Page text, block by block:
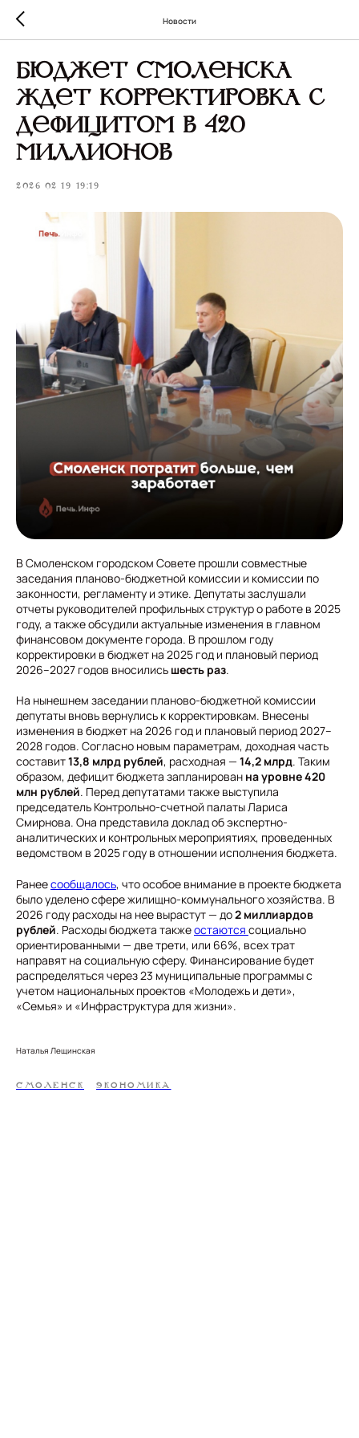
Новости
Бюджет Смоленска
ждет корректировка с
дефицитом в 420
миллионов
2026-02-19 19:19
В Смоленском городском Совете прошли совместные
заседания планово-бюджетной комиссии и комиссии по
законности, регламенту и этике. Депутаты заслушали
отчеты руководителей профильных структур о работе в 2025
году, а также обсудили актуальные изменения в главном
финансовом документе города. В прошлом году
корректировки в бюджет на 2025 год и плановый период
2026–2027 годов вносились шесть раз.
На нынешнем заседании планово-бюджетной комиссии
депутаты вновь вернулись к корректировкам. Внесены
изменения в бюджет на 2026 год и плановый период 2027–
2028 годов. Согласно новым параметрам, доходная часть
составит13,8 млрд рублей, расходная — 14,2 млрд. Таким
образом, дефицит бюджета запланирован на уровне 420
млн рублей. Перед депутатами также выступила
председатель Контрольно-счетной палаты Лариса
Смирнова. Она представила доклад об экспертно-
аналитических и контрольных мероприятиях, проведенных
ведомством в 2025 году в отношении исполнения бюджета.
Ранеесообщалось, что особое внимание в проекте бюджета
было уделено сфере жилищно-коммунального хозяйства. В
2026 году расходы на нее вырастут — до2 миллиардов
рублей. Расходы бюджета такжеостаются социально
ориентированными — две трети, или 66%, всех трат
направят на социальную сферу. Финансирование будет
распределяться через 23 муниципальные программы с
учетом национальных проектов «Молодежь и дети»,
«Семья» и «Инфраструктура для жизни».
Наталья Лещинская
СМОЛЕНСК ЭКОНОМИКА